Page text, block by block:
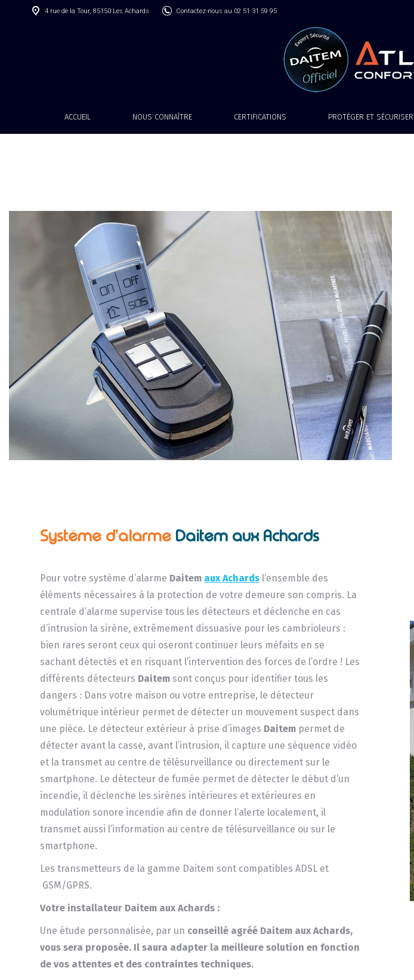
4 rue de la Tour, 85150 Les Achards Contactez-nous au 02 51 31 59 95
ACCUEIL NOUS CONNAÎTRE CERTIFICATIONS PROTÉGER ET SÉCURISER
Systéme d’alarme Daitem aux Achards
Pour votre système d’alarme Daitem aux Achards l’ensemble des
éléments nécessaires à la protection de votre demeure son compris. La
centrale d’alarme supervise tous les détecteurs et déclenche en cas
d’intrusion la sirène, extrêmement dissuasive pour les cambrioleurs :
bien rares seront ceux qui oseront continuer leurs méfaits en se
sachant détectés et en risquant l’intervention des forces de l’ordre ! Les
différents détecteurs Daitem sont conçus pour identifier tous les
dangers : Dans votre maison ou votre entreprise, le détecteur
volumétrique intérieur permet de détecter un mouvement suspect dans
une pièce. Le détecteur extérieur à prise d’images Daitem permet de
détecter avant la casse, avant l’intrusion, il capture une séquence vidéo
et la transmet au centre de télésurveillance ou directement sur le
smartphone. Le détecteur de fumée permet de détecter le début d’un
incendie, il déclenche les sirènes intérieures et extérieures en
modulation sonore incendie afin de donner l’alerte localement, il
transmet aussi l’information au centre de télésurveillance ou sur le
smartphone.
Les transmetteurs de la gamme Daitem sont compatibles ADSL et
GSM/GPRS.
Votre installateur Daitem aux Achards :
Une étude personnalisée, par un conseillé agréé Daitem aux Achards,
vous sera proposée. Il saura adapter la meilleure solution en fonction
de vos attentes et des contraintes techniques.